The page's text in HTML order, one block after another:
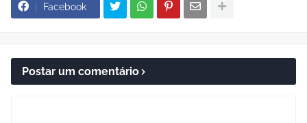
Facebook
Postar um comentário